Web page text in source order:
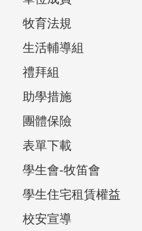
e
e
v
i
e
w
,
牧育法規
生活輔導組
禮拜組
助學措施
團體保險
表單下載
學生會-牧笛會
學生住宅租賃權益
校安宣導